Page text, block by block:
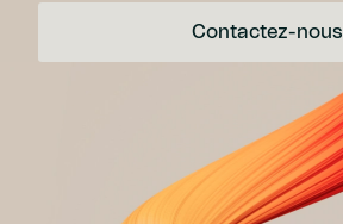
Contactez-nous